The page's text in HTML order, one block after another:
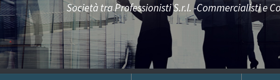
Società tra Professionisti S.r.l. -Commercialisti e